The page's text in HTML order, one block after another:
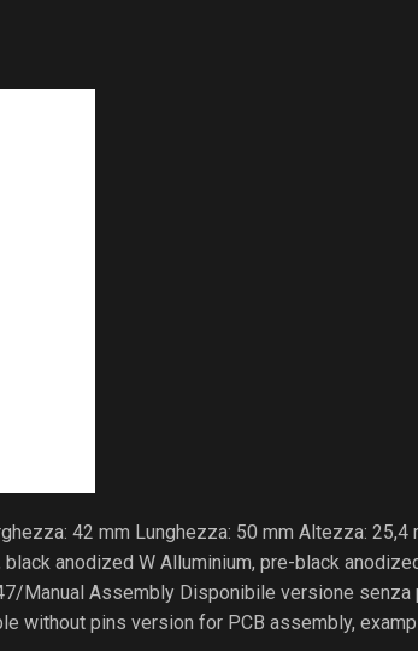
42 mm Lunghezza: 50 mm Altezza: 25,4
black anodized W Alluminium, pre-black
Manual Assembly Disponibile versione senza
without pins version for PCB assembly,